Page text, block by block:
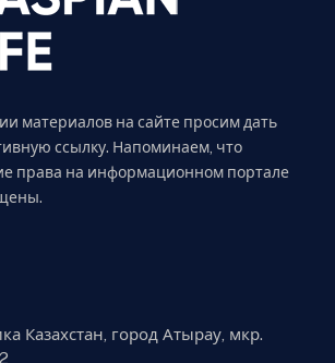
материалов на сайте просим дать
ссылку. Напоминаем, что
права на информационном портале
Казахстан, город Атырау, мкр.